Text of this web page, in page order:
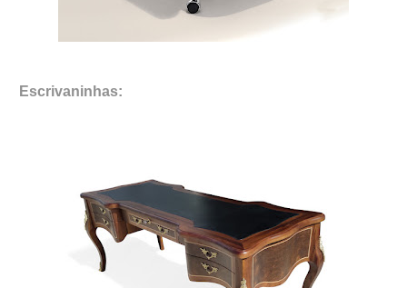
Escrivaninhas: